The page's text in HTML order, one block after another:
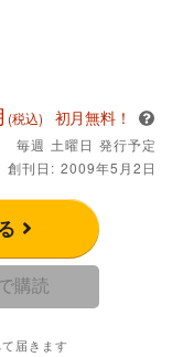
(税込) 初月無料！
毎週 土曜日 発行予定
創刊日: 2009年5月2日
購読
届きます